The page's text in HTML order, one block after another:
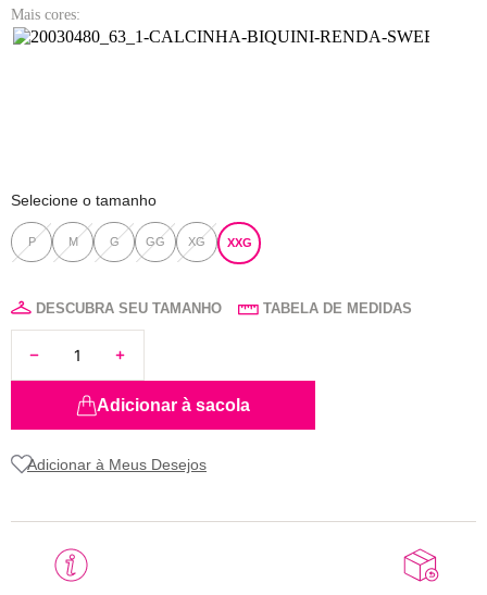
7 renda
Mais cores:
Selecione o tamanho
P M G GG XG XXG
DESCUBRA SEU TAMANHO TABELA DE MEDIDAS
Adicionar à sacola